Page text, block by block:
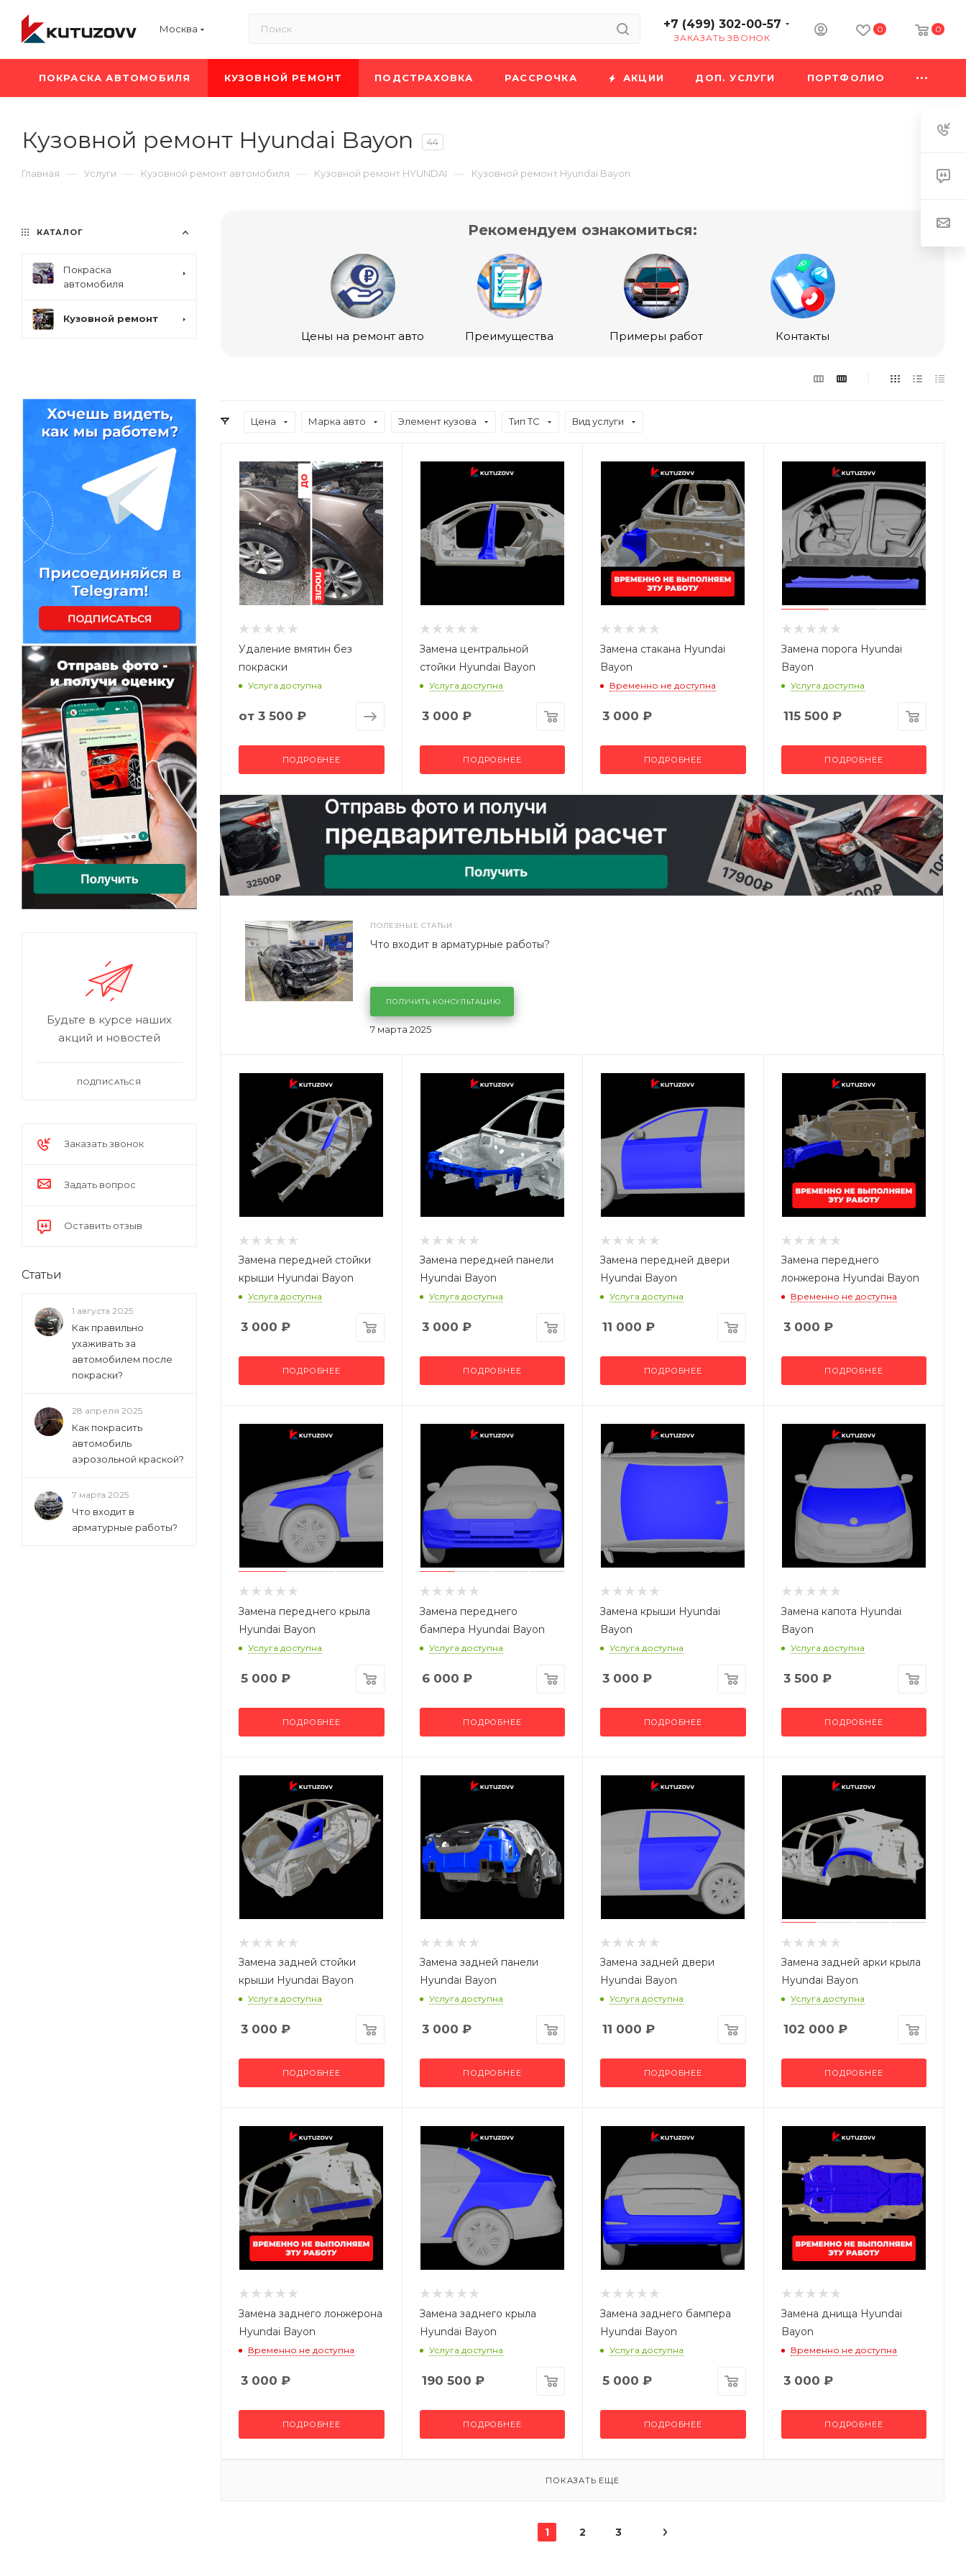
Москва +7 (499) 302-00-57
ЗАКАЗАТЬ ЗВОНОК
0 0
ПОКРАСКА АВТОМОБИЛЯ КУЗОВНОЙ РЕМОНТ ПОДСТРАХОВКА РАССРОЧКА АКЦИИ ДОП. УСЛУГИ ПОРТФОЛИО
Кузовной ремонт Hyundai Bayon 44
Главная — Услуги — Кузовной ремонт автомобиля — Кузовной ремонт HYUNDAI — Кузовной ремонт Hyundai Bayon
Рекомендуем ознакомиться:
Цены на ремонт авто Преимущества Примеры работ Контакты
Цена Марка авто Элемент кузова Тип ТС Вид услуги
Удаление вмятин без
покраски
Услуга доступна
от 3 500 ₽
ПОДРОБНЕЕ
Замена центральной
стойки Hyundai Bayon
Услуга доступна
3 000 ₽
ПОДРОБНЕЕ
Замена стакана Hyundai
Bayon
Временно не доступна
3 000 ₽
ПОДРОБНЕЕ
Замена порога Hyundai
Bayon
Услуга доступна
115 500 ₽
ПОДРОБНЕЕ
ПОЛЕЗНЫЕ СТАТЬИ
7 марта 2025
Что входит в арматурные работы?
ПОЛУЧИТЬ КОНСУЛЬТАЦИЮ
Замена передней стойки
крыши Hyundai Bayon
Услуга доступна
3 000 ₽
ПОДРОБНЕЕ
Замена передней панели
Hyundai Bayon
Услуга доступна
3 000 ₽
ПОДРОБНЕЕ
Замена передней двери
Hyundai Bayon
Услуга доступна
11 000 ₽
ПОДРОБНЕЕ
Замена переднего
лонжерона Hyundai Bayon
Временно не доступна
3 000 ₽
ПОДРОБНЕЕ
Замена переднего крыла
Hyundai Bayon
Услуга доступна
5 000 ₽
ПОДРОБНЕЕ
Замена переднего
бампера Hyundai Bayon
Услуга доступна
6 000 ₽
ПОДРОБНЕЕ
Замена крыши Hyundai
Bayon
Услуга доступна
3 000 ₽
ПОДРОБНЕЕ
Замена капота Hyundai
Bayon
Услуга доступна
3 500 ₽
ПОДРОБНЕЕ
Замена задней стойки
крыши Hyundai Bayon
Услуга доступна
3 000 ₽
ПОДРОБНЕЕ
Замена задней панели
Hyundai Bayon
Услуга доступна
3 000 ₽
ПОДРОБНЕЕ
Замена задней двери
Hyundai Bayon
Услуга доступна
11 000 ₽
ПОДРОБНЕЕ
Замена задней арки крыла
Hyundai Bayon
Услуга доступна
102 000 ₽
ПОДРОБНЕЕ
Замена заднего лонжерона
Hyundai Bayon
Временно не доступна
3 000 ₽
ПОДРОБНЕЕ
Замена заднего крыла
Hyundai Bayon
Услуга доступна
190 500 ₽
ПОДРОБНЕЕ
Замена заднего бампера
Hyundai Bayon
Услуга доступна
5 000 ₽
ПОДРОБНЕЕ
Замена днища Hyundai
Bayon
Временно не доступна
3 000 ₽
ПОДРОБНЕЕ
ПОКАЗАТЬ ЕЩЕ
1 2 3
КАТАЛОГ
Покраска
автомобиля
Кузовной ремонт
Будьте в курсе наших
акций и новостей
ПОДПИСАТЬСЯ
Заказать звонок
Задать вопрос
Оставить отзыв
Статьи
1 августа 2025
Как правильно
ухаживать за
автомобилем после
покраски?
28 апреля 2025
Как покрасить
автомобиль
аэрозольной краской?
7 марта 2025
Что входит в
арматурные работы?